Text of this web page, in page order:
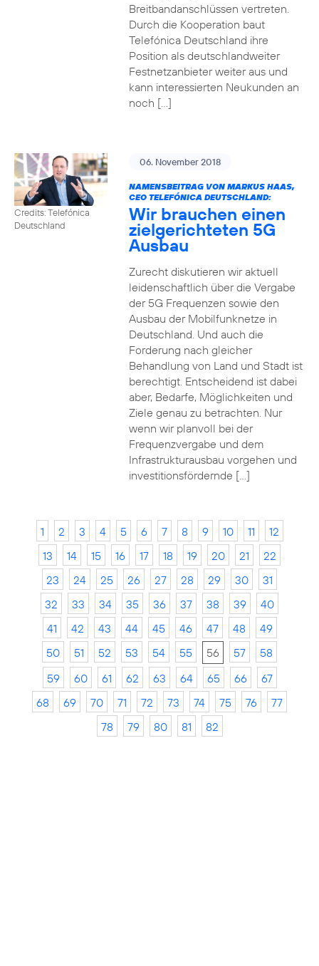
Breitbandanschlüssen vertreten.
Durch die Kooperation baut
Telefónica Deutschland ihre
Position als deutschlandweiter
Festnetzanbieter weiter aus und
kann interessierten Neukunden an
noch […]
Credits: Telefónica
Deutschland
06. November 2018
NAMENSBEITRAG VON MARKUS HAAS,
CEO TELEFÓNICA DEUTSCHLAND:
Wir brauchen einen
zielgerichteten 5G
Ausbau
Zurecht diskutieren wir aktuell
leidenschaftlich über die Vergabe
der 5G Frequenzen sowie den
Ausbau der Mobilfunknetze in
Deutschland. Und auch die
Forderung nach gleicher
Behandlung von Land und Stadt ist
berechtigt. Entscheidend ist dabei
aber, Bedarfe, Möglichkeiten und
Ziele genau zu betrachten. Nur
wenn wir planvoll bei der
Frequenzvergabe und dem
Infrastrukturausbau vorgehen und
investitionsfördernde […]
1 2 3 4 5 6 7 8 9 10 11
12
13
14 15 16 17 18 19 20 21
22
23
24 25 26 27 28 29 30
31
32
33 34 35 36 37 38 39
40
41
42 43 44 45 46 47 48
49
50
51 52 53 54 55 56 57
58
59
60 61 62 63 64 65 66
67
68
69 70 71 72 73 74 75 76
77
78
79 80 81 82